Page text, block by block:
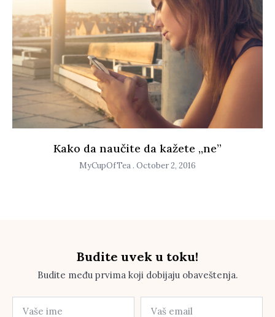
Kako da naučite da kažete ,,ne”
MyCupOfTea October 2, 2016
Budite uvek u toku!
Budite među prvima koji dobijaju obaveštenja.